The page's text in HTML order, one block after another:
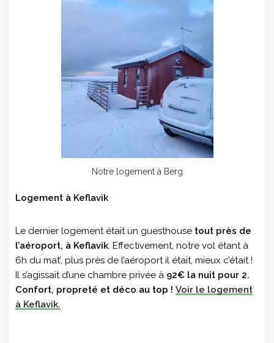
Notre logement à Berg
Logement à Keflavik
Le dernier logement était un guesthouse tout près de
l’aéroport, à Keflavik. Effectivement, notre vol étant à
6h du mat’, plus près de l’aéroport il était, mieux c’était !
Il s’agissait d’une chambre privée à 92€ la nuit pour 2.
Confort, propreté et déco au top ! Voir le logement
à Keflavik.